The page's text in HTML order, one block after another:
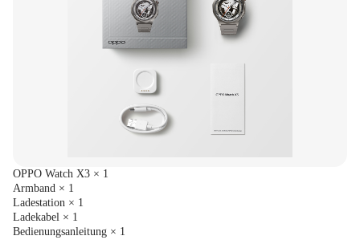
OPPO Watch X3 × 1
Armband × 1
Ladestation × 1
Ladekabel × 1
Bedienungsanleitung × 1